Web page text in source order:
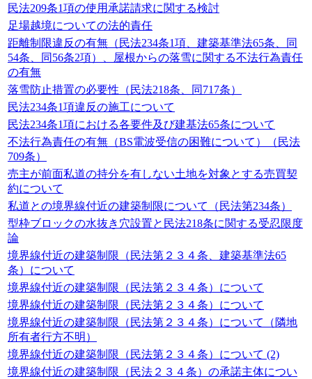
民法209条1項の使用承諾請求に関する検討
足場越境についての法的責任
距離制限違反の有無（民法234条1項、建築基準法65条、同
54条、同56条2項）、屋根からの落雪に関する不法行為責任
の有無
落雪防止措置の必要性（民法218条、同717条）
民法234条1項違反の施工について
民法234条1項における各要件及び建基法65条について
不法行為責任の有無（BS電波受信の困難について）（民法
709条）
売主が前面私道の持分を有しない土地を対象とする売買契
約について
私道との境界線付近の建築制限について（民法第234条）
型枠ブロックの水抜き穴設置と民法218条に関する受忍限度
論
境界線付近の建築制限（民法第２３４条、建築基準法65
条）について
境界線付近の建築制限（民法第２３４条）について
境界線付近の建築制限（民法第２３４条）について
境界線付近の建築制限（民法第２３４条）について（隣地
所有者行方不明）
境界線付近の建築制限（民法第２３４条）について (2)
境界線付近の建築制限（民法２３４条）の承諾主体につい